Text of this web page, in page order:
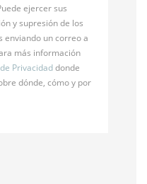
ejercer sus
y supresión de los
enviando un correo a
más información
Privacidaddonde
dónde, cómo y por